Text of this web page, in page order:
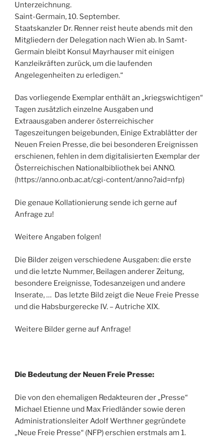
Unterzeichnung.
Saint-Germain, 10. September.
Staatskanzler Dr. Renner reist heute abends mit den
Mitgliedern der Delegation nach Wien ab. In Samt-
Germain bleibt Konsul Mayrhauser mit einigen
Kanzleikräften zurück, um die laufenden
Angelegenheiten zu erledigen.“
Das vorliegende Exemplar enthält an „kriegswichtigen“
Tagen zusätzlich einzelne Ausgaben und
Extraausgaben anderer österreichischer
Tageszeitungen beigebunden, Einige Extrablätter der
Neuen Freien Presse, die bei besonderen Ereignissen
erschienen, fehlen in dem digitalisierten Exemplar der
Österreichischen Nationalbibliothek bei ANNO.
(https://anno.onb.ac.at/cgi-content/anno?aid=nfp)
Die genaue Kollationierung sende ich gerne auf
Anfrage zu!
Weitere Angaben folgen!
Die Bilder zeigen verschiedene Ausgaben: die erste
und die letzte Nummer, Beilagen anderer Zeitung,
besondere Ereignisse, Todesanzeigen und andere
Inserate, … Das letzte Bild zeigt die Neue Freie Presse
und die Habsburgerecke IV. – Autriche XIX.
Weitere Bilder gerne auf Anfrage!
Die Bedeutung der Neuen Freie Presse:
Die von den ehemaligen Redakteuren der „Presse“
Michael Etienne und Max Friedländer sowie deren
Administrationsleiter Adolf Werthner gegründete
„Neue Freie Presse“ (NFP) erschien erstmals am 1.